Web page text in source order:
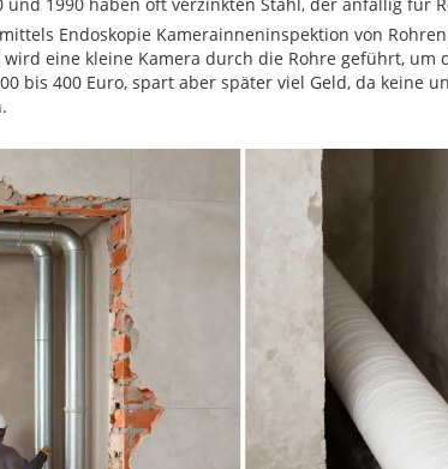
Endoskopie Kamerainneninspektion von
eine kleine Kamera durch die Rohre geführt, um
bis 400 Euro, spart aber später viel Geld, da keine